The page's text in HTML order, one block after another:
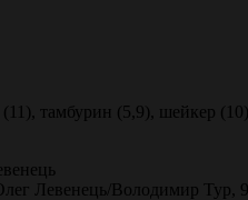
тамбурин (5,9), шейкер
Левенець/Володимир